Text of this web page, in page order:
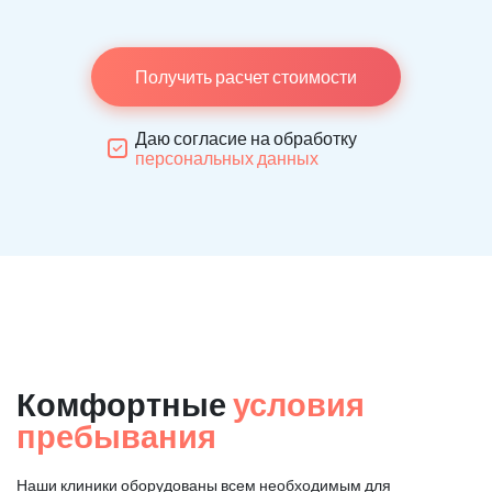
Получить расчет стоимости
Даю согласие на обработку
персональных данных
Комфортные условия
пребывания
Наши клиники оборудованы всем необходимым для